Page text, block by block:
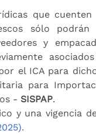
que
sólo
y
el ICA para
para
- SISPAP.
y una vigencia